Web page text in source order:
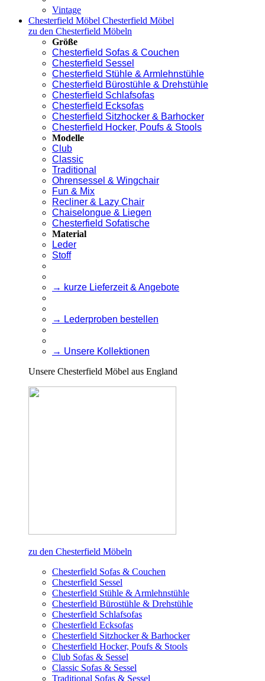
Vintage
Chesterfield Möbel Chesterfield Möbel
zu den Chesterfield Möbeln
Größe
Chesterfield Sofas & Couchen
Chesterfield Sessel
Chesterfield Stühle & Armlehnstühle
Chesterfield Bürostühle & Drehstühle
Chesterfield Schlafsofas
Chesterfield Ecksofas
Chesterfield Sitzhocker & Barhocker
Chesterfield Hocker, Poufs & Stools
Modelle
Club
Classic
Traditional
Ohrensessel & Wingchair
Fun & Mix
Recliner & Lazy Chair
Chaiselongue & Liegen
Chesterfield Sofatische
Material
Leder
Stoff
→ kurze Lieferzeit & Angebote
→ Lederproben bestellen
→ Unsere Kollektionen
Unsere Chesterfield Möbel aus England
zu den Chesterfield Möbeln
Chesterfield Sofas & Couchen
Chesterfield Sessel
Chesterfield Stühle & Armlehnstühle
Chesterfield Bürostühle & Drehstühle
Chesterfield Schlafsofas
Chesterfield Ecksofas
Chesterfield Sitzhocker & Barhocker
Chesterfield Hocker, Poufs & Stools
Club Sofas & Sessel
Classic Sofas & Sessel
Traditional Sofas & Sessel